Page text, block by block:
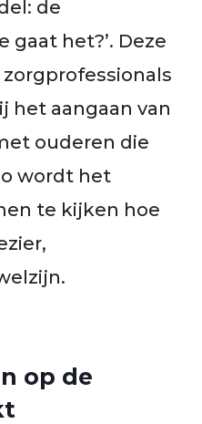
de
gaat het?’. Deze
het aangaan van
ouderen die
wordt het
te kijken hoe
op de